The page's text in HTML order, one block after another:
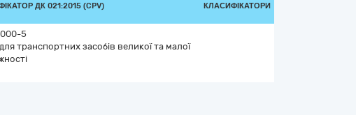
ДК 021:2015 (CPV) КЛАСИФІКАТОРИ
5
транспортних засобів великої та малої